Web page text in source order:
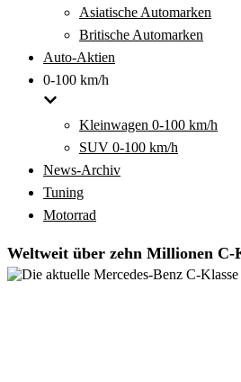
Asiatische Automarken
Britische Automarken
Auto-Aktien
0-100 km/h
Kleinwagen 0-100 km/h
SUV 0-100 km/h
News-Archiv
Tuning
Motorrad
Weltweit über zehn Millionen C-